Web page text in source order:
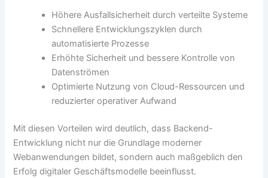
Höhere Ausfallsicherheit durch verteilte Systeme
Schnellere Entwicklungszyklen durch
automatisierte Prozesse
Erhöhte Sicherheit und bessere Kontrolle von
Datenströmen
Optimierte Nutzung von Cloud-Ressourcen und
reduzierter operativer Aufwand
Mit diesen Vorteilen wird deutlich, dass Backend-
Entwicklung nicht nur die Grundlage moderner
Webanwendungen bildet, sondern auch maßgeblich den
Erfolg digitaler Geschäftsmodelle beeinflusst.